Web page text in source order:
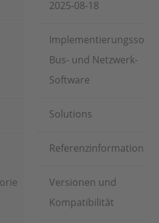
2025-08-18
Bus- und Netzwerk-
Software
Solutions
Referenzinformationen
Versionen und
Kompatibilität